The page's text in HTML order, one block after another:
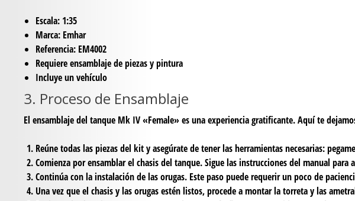
Escala: 1:35
Marca: Emhar
Referencia: EM4002
Requiere ensamblaje de piezas y pintura
Incluye un vehículo
3. Proceso de Ensamblaje
El ensamblaje del tanque Mk IV «Female» es una experiencia gratificante. Aquí te
Reúne todas las piezas del kit y asegúrate de tener las herramientas necesarias:
Comienza por ensamblar el chasis del tanque. Sigue las instrucciones del manual
Continúa con la instalación de las orugas. Este paso puede requerir un poco de
Una vez que el chasis y las orugas estén listos, procede a montar la torreta y las